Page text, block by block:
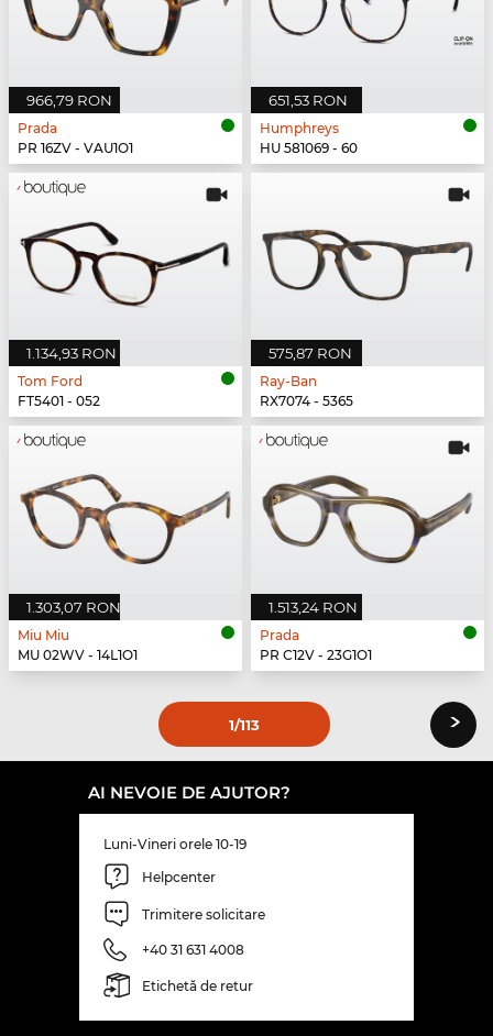
966,79 RON
Prada
PR 16ZV - VAU1O1
651,53 RON
Humphreys
HU 581069 - 60
1.134,93 RON
Tom Ford
FT5401 - 052
575,87 RON
Ray-Ban
RX7074 - 5365
1.303,07 RON
Miu Miu
MU 02WV - 14L1O1
1.513,24 RON
Prada
PR C12V - 23G1O1
1/113 ›
AI NEVOIE DE AJUTOR?
Luni-Vineri orele 10-19
Helpcenter
Trimitere solicitare
+40 31 631 4008
Etichetă de retur